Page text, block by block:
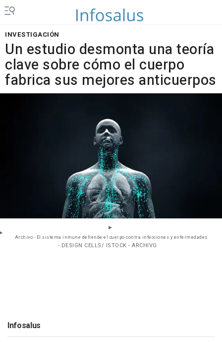
INVESTIGACIÓN
Un estudio desmonta una teoría
clave sobre cómo el cuerpo
fabrica sus mejores anticuerpos
Archivo - El sistema inmune defiende el cuerpo contra infecciones y enfermedades
- DESIGN CELLS/ ISTOCK - ARCHIVO
Infosalus